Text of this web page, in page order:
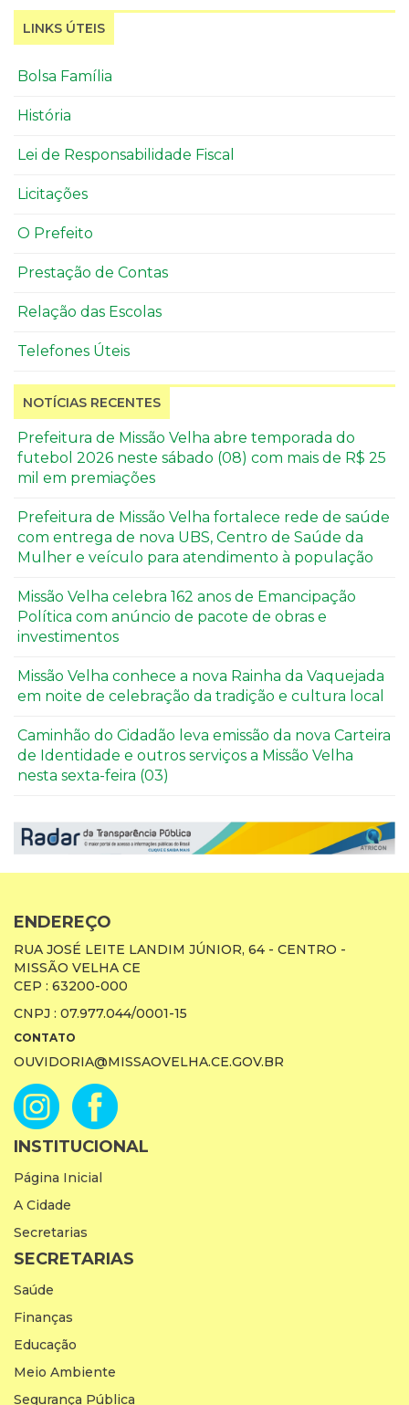
LINKS ÚTEIS
Bolsa Família
História
Lei de Responsabilidade Fiscal
Licitações
O Prefeito
Prestação de Contas
Relação das Escolas
Telefones Úteis
NOTÍCIAS RECENTES
Prefeitura de Missão Velha abre temporada do
futebol 2026 neste sábado (08) com mais de R$ 25
mil em premiações
Prefeitura de Missão Velha fortalece rede de saúde
com entrega de nova UBS, Centro de Saúde da
Mulher e veículo para atendimento à população
Missão Velha celebra 162 anos de Emancipação
Política com anúncio de pacote de obras e
investimentos
Missão Velha conhece a nova Rainha da Vaquejada
em noite de celebração da tradição e cultura local
Caminhão do Cidadão leva emissão da nova Carteira
de Identidade e outros serviços a Missão Velha
nesta sexta-feira (03)
ENDEREÇO
RUA JOSÉ LEITE LANDIM JÚNIOR, 64 - CENTRO -
MISSÃO VELHA CE
CEP : 63200-000
CNPJ : 07.977.044/0001-15
CONTATO
OUVIDORIA@MISSAOVELHA.CE.GOV.BR
INSTITUCIONAL
Página Inicial
A Cidade
Secretarias
SECRETARIAS
Saúde
Finanças
Educação
Meio Ambiente
Segurança Pública